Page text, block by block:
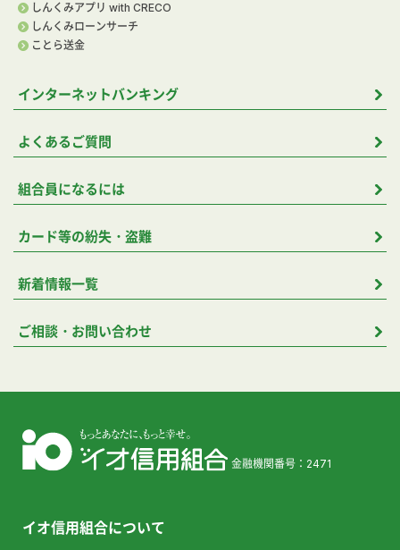
しんくみアプリ with CRECO
しんくみローンサーチ
ことら送金
インターネットバンキング
よくあるご質問
組合員になるには
カード等の紛失・盗難
新着情報一覧
ご相談・お問い合わせ
金融機関番号：2471
イオ信用組合について